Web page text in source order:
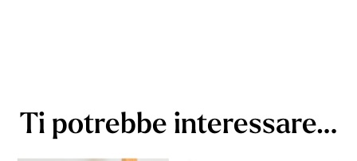
Ti potrebbe interessare…